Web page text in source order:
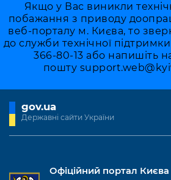
Якщо у Вас виникли
побажання з приводу
веб-порталу м. Києва, то
до служби технічної
366-80-13 або напишіть
пошту
gov.ua
Державні сайти України
Офіційний портал Києва